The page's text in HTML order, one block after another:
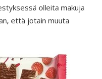
olleita makuja
että jotain muuta